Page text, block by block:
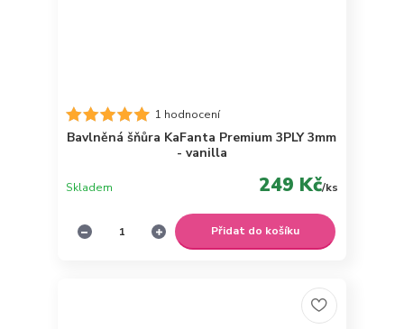
1 hodnocení
Bavlněná šňůra KaFanta Premium 3PLY 3mm
- vanilla
249 Kč/ks
Skladem
Přidat do košíku